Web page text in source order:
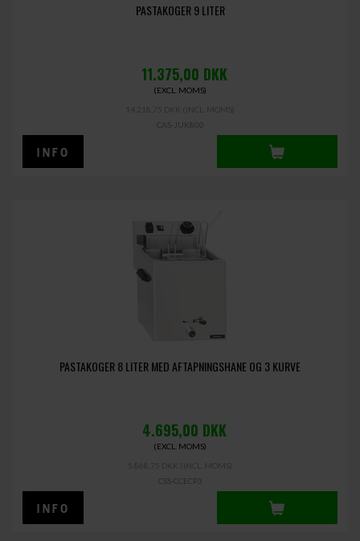
PASTAKOGER 9 LITER
11.375,00 DKK
(EXCL. MOMS)
CAS-JUK800
PASTAKOGER 8 LITER MED AFTAPNINGSHANE OG 3 KURVE
4.695,00 DKK
(EXCL. MOMS)
CSS-CCECP3